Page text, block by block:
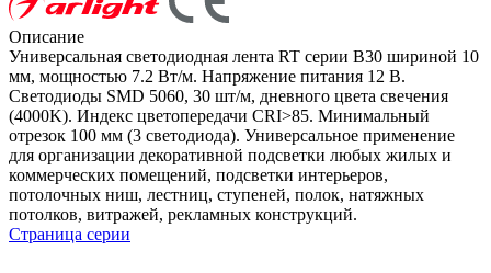
Описание
Универсальная светодиодная лента RT серии B30 шириной 10
мм, мощностью 7.2 Вт/м. Напряжение питания 12 В.
Светодиоды SMD 5060, 30 шт/м, дневного цвета свечения
(4000K). Индекс цветопередачи CRI>85. Минимальный
отрезок 100 мм (3 светодиода). Универсальное применение
для организации декоративной подсветки любых жилых и
коммерческих помещений, подсветки интерьеров,
потолочных ниш, лестниц, ступеней, полок, натяжных
потолков, витражей, рекламных конструкций.
Страница серии